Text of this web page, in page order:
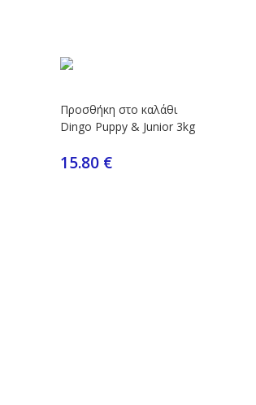
Προσθήκη στο καλάθι
Dingo Puppy & Junior 3kg
15.80 €